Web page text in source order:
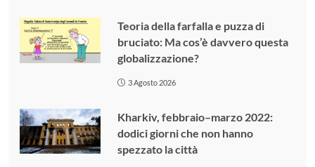
Teoria della farfalla e puzza di
bruciato: Ma cos’è davvero questa
globalizzazione?
3 Agosto 2026
Kharkiv, febbraio–marzo 2022:
dodici giorni che non hanno
spezzato la città